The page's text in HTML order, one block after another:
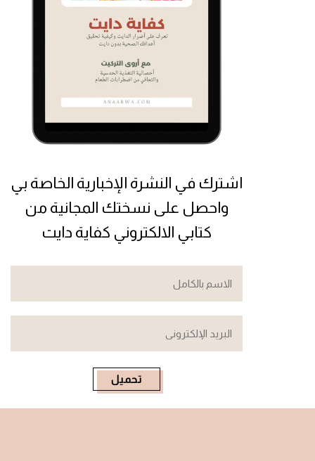
اشترك في النشرة الإخبارية الخاصة بي
واحصل على نسختك المجانية من
كتابي الالكتروني كفاية دايت
تحميل